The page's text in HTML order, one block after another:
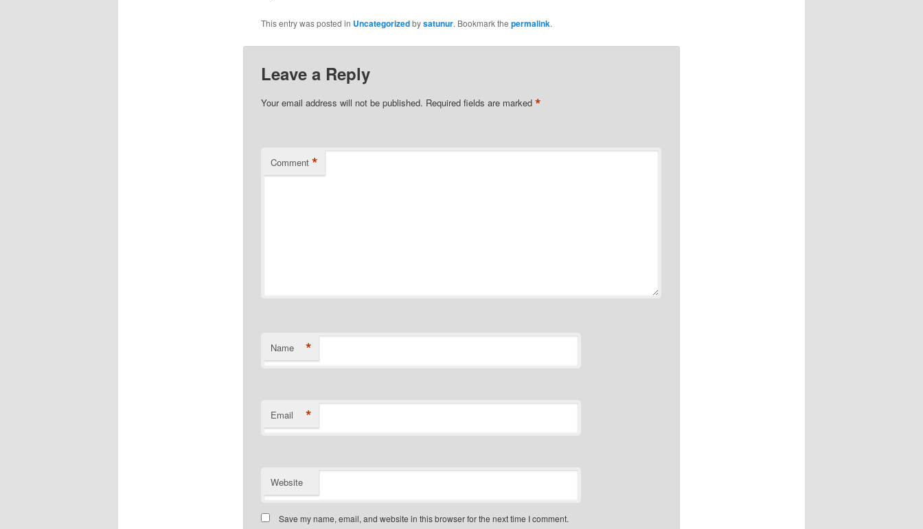
This entry was posted in Uncategorizedbysatunur. Bookmark the permalink.
Leave a Reply
Your email address will not be published. Required fields are marked *
Comment *
Name *
Email *
Website
Save my name, email, and website in this browser for the next time I comment.